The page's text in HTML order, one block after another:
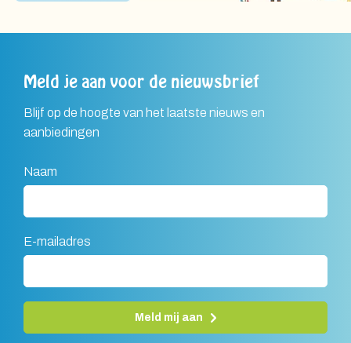
Meld je aan voor de nieuwsbrief
Blijf op de hoogte van het laatste nieuws en
aanbiedingen
Naam
E-mailadres
Meld mij aan